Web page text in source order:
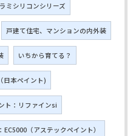
ミシリコンシリーズ
戸建て住宅、マンションの内外装
いちから育てる？
日本ペイント)
ト：リファインsi
EC5000（アステックペイント）